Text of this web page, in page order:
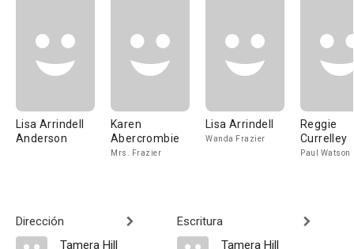
Lisa Arrindell
Anderson
Karen
Abercrombie
Mrs. Frazier
Lisa Arrindell
Wanda Frazier
Reggie
Currelley
Paul Watson
Dirección
Tamera Hill
Escritura
Tamera Hill